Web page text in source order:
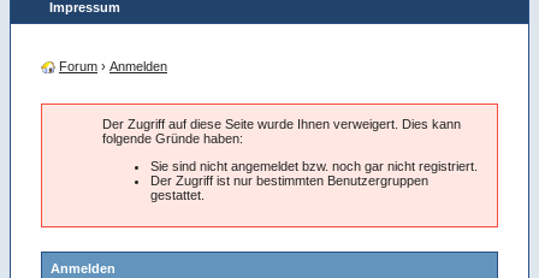
Impressum
Forum › Anmelden
Der Zugriff auf diese Seite wurde Ihnen verweigert. Dies kann
folgende Gründe haben:
Sie sind nicht angemeldet bzw. noch gar nicht registriert.
Der Zugriff ist nur bestimmten Benutzergruppen
gestattet.
Anmelden